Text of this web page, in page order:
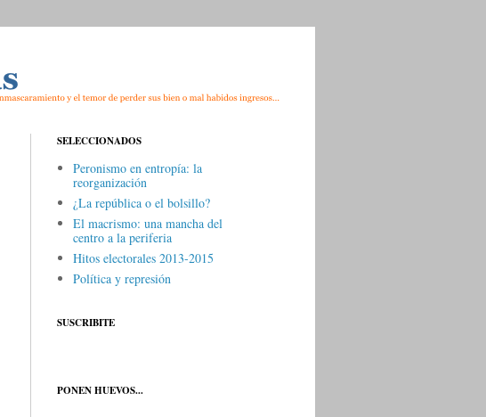
SELECCIONADOS
Peronismo en entropía: la
reorganización
¿La república o el bolsillo?
El macrismo: una mancha del
centro a la periferia
Hitos electorales 2013-2015
Política y represión
SUSCRIBITE
PONEN HUEVOS...